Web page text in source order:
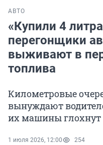
АВТО
«Купили 4
перегонщики
выживают в
топлива
Километровые
вынуждают
их машины глохнут
1 июля 2026, 12:00 254